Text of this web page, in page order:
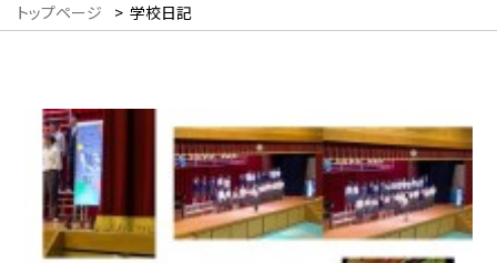
トップページ > 学校日記